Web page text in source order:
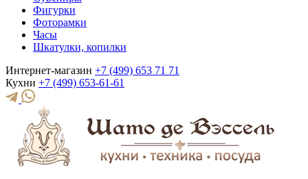
Фигурки
Фоторамки
Часы
Шкатулки, копилки
Интернет-магазин +7 (499) 653 71 71
Кухни +7 (499) 653-61-61